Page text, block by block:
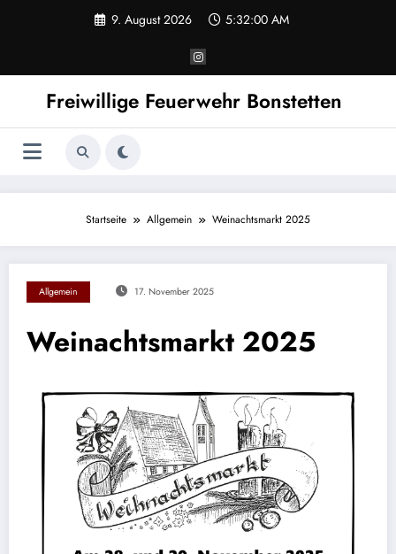
9. August 2026 5:32:00 AM
Freiwillige Feuerwehr Bonstetten
Startseite Allgemein Weinachtsmarkt 2025
Allgemein 17. November 2025
Weinachtsmarkt 2025